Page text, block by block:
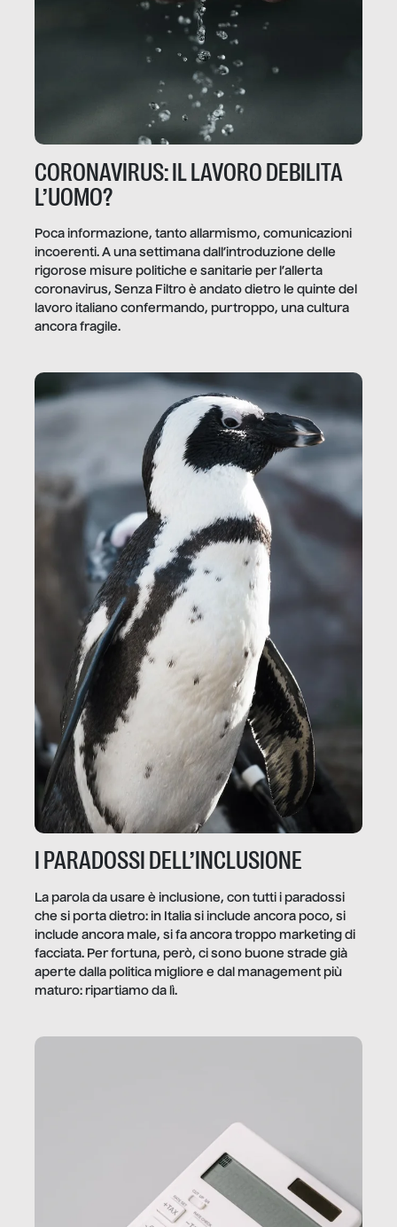
CORONAVIRUS: IL LAVORO DEBILITA
L’UOMO?
Poca informazione, tanto allarmismo, comunicazioni
incoerenti. A una settimana dall’introduzione delle
rigorose misure politiche e sanitarie per l’allerta
coronavirus, Senza Filtro è andato dietro le quinte del
lavoro italiano confermando, purtroppo, una cultura
ancora fragile.
I PARADOSSI DELL’INCLUSIONE
La parola da usare è inclusione, con tutti i paradossi
che si porta dietro: in Italia si include ancora poco, si
include ancora male, si fa ancora troppo marketing di
facciata. Per fortuna, però, ci sono buone strade già
aperte dalla politica migliore e dal management più
maturo: ripartiamo da lì.